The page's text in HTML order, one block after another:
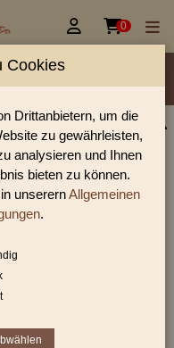
 0
Farbe
Oliven flach
gedrückte Perlen
Glasperlen.
Kategorie:
Cookies
Drittanbietern, um die
zu gewährleisten,
analysieren und Ihnen
bieten zu können.
unserernAllgemeinen
.